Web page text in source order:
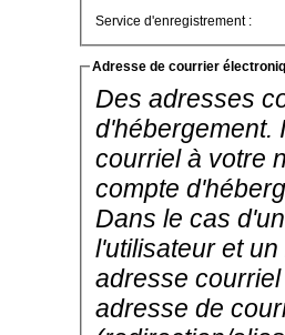
Service d'enregistrement :
Adresse de courrier
Des adresses
d'hébergement.
courriel à votre
compte
Dans le cas
l'utilisateur et
adresse
adresse de